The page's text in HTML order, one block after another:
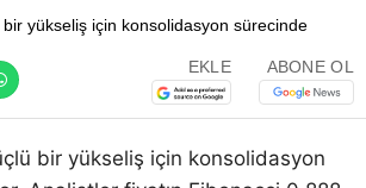
EKLE ABONE OL
bir yükseliş için konsolidasyon